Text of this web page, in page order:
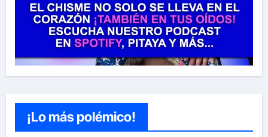
¡Lo más polémico!